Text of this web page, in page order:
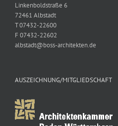
Linkenboldstraße 6
72461 Albstadt
T 07432-22600
F 07432-22602
albstadt@boss-architekten.de
AUSZEICHNUNG/MITGLIEDSCHAFT